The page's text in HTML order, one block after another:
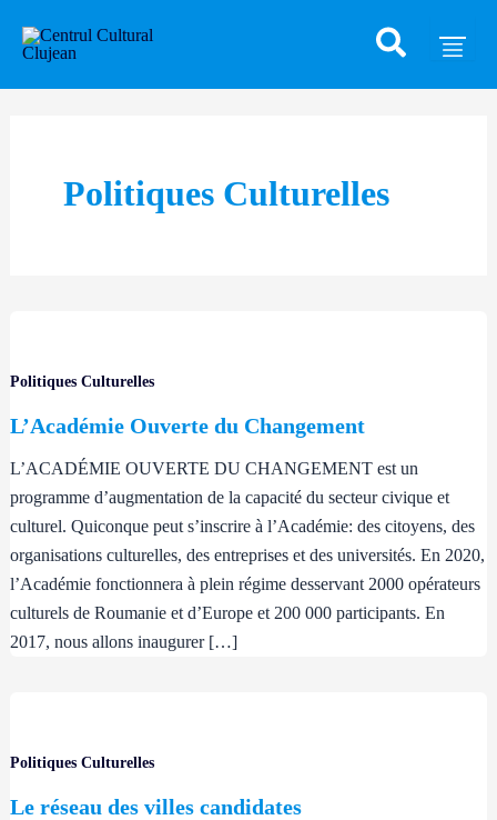
Politiques Culturelles
Politiques Culturelles
L’Académie Ouverte du Changement
L’ACADÉMIE OUVERTE DU CHANGEMENT est un
programme d’augmentation de la capacité du secteur civique et
culturel. Quiconque peut s’inscrire à l’Académie: des citoyens, des
organisations culturelles, des entreprises et des universités. En 2020,
l’Académie fonctionnera à plein régime desservant 2000 opérateurs
culturels de Roumanie et d’Europe et 200 000 participants. En
2017, nous allons inaugurer […]
Politiques Culturelles
Le réseau des villes candidates